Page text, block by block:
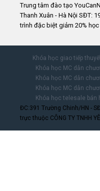
Trung tâm đào tạo
Thanh Xuân - Hà Nội SĐT:
trình đặc biệt giảm 20%
Khóa học giao tiếp
Khóa học MC dẫn
Khóa học MC dẫn
Khóa học MC dẫn
Khóa học telesale bán
ĐC:391 Trường Chinh/HN -
trực thuộc CÔNG TY TNHH